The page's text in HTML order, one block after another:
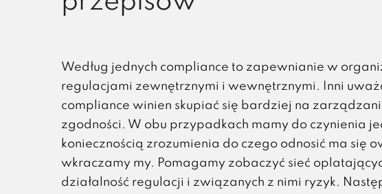
Według jednych compliance to zapewnianie w
regulacjami zewnętrznymi i wewnętrznymi. Inni
compliance winien skupiać się bardziej na
zgodności. W obu przypadkach mamy do czynienia
koniecznością zrozumienia do czego odnosić ma się
wkraczamy my. Pomagamy zobaczyć sieć
działalność regulacji i związanych z nimi ryzyk.